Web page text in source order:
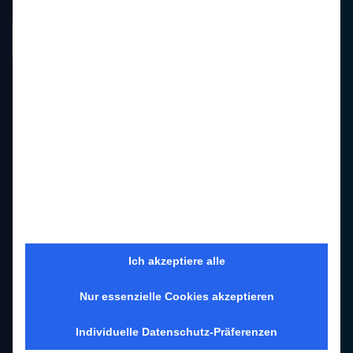
Immobilienmakler Bordesholm
Immobilienmakler Felde
Ich akzeptiere alle
Nur essenzielle Cookies akzeptieren
Individuelle Datenschutz-Präferenzen